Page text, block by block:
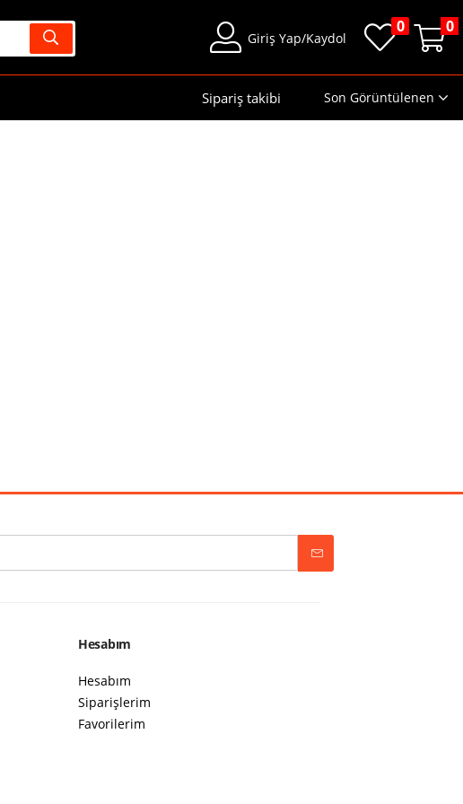
Giriş Yap/Kaydol
0 0
Sipariş takibi Son Görüntülenen
Hesabım
Hesabım
Siparişlerim
Favorilerim